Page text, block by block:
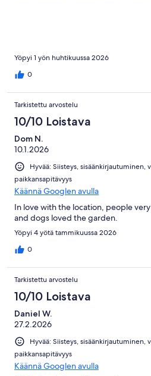
Yöpyi 1 yön huhtikuussa 2026
0
Tarkistettu arvostelu
10/10 Loistava
Dom N.
10.1.2026
Hyvää: Siisteys, sisäänkirjautuminen,
paikkansapitävyys
Käännä Googlen avulla
In love with the location, people
and dogs loved the garden.
Yöpyi 4 yötä tammikuussa 2026
0
Tarkistettu arvostelu
10/10 Loistava
Daniel W.
27.2.2026
Hyvää: Siisteys, sisäänkirjautuminen,
paikkansapitävyys
Käännä Googlen avulla